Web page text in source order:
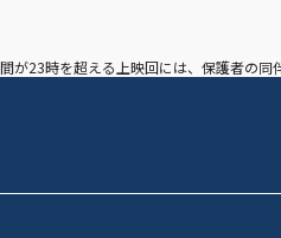
23時を超える上映回には、保護者の同